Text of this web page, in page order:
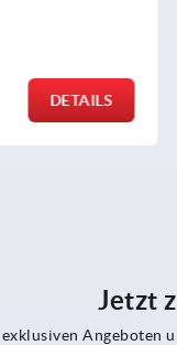
ab
zzgl.
Jetzt
Angeboten